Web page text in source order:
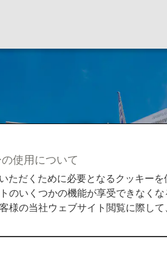
ご紹介
運賃のご紹介
使用について
ただくために必要となるクッキー
のいくつかの機能が享受できなく
様の当社ウェブサイト閲覧に際し